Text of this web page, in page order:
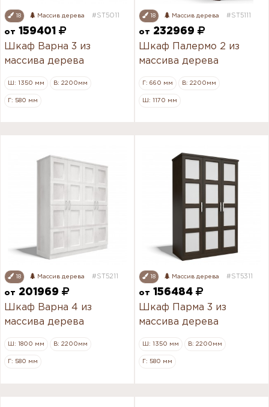
18 Массив дерева #ST5011
от 159401
Шкаф Варна 3 из
массива дерева
Ш: 1350 мм В: 2200мм
Г: 580 мм
18 Массив дерева #ST5111
от
232969
Шкаф Палермо 2 из
массива дерева
Г: 660 мм В: 2200мм
Ш: 1170 мм
18 Массив дерева #ST5211
от
201969
Шкаф Варна 4 из
массива дерева
Ш: 1800 мм В: 2200мм
Г: 580 мм
18 Массив дерева #ST5311
от
156484
Шкаф Парма 3 из
массива дерева
Ш: 1350 мм В: 2200мм
Г: 580 мм